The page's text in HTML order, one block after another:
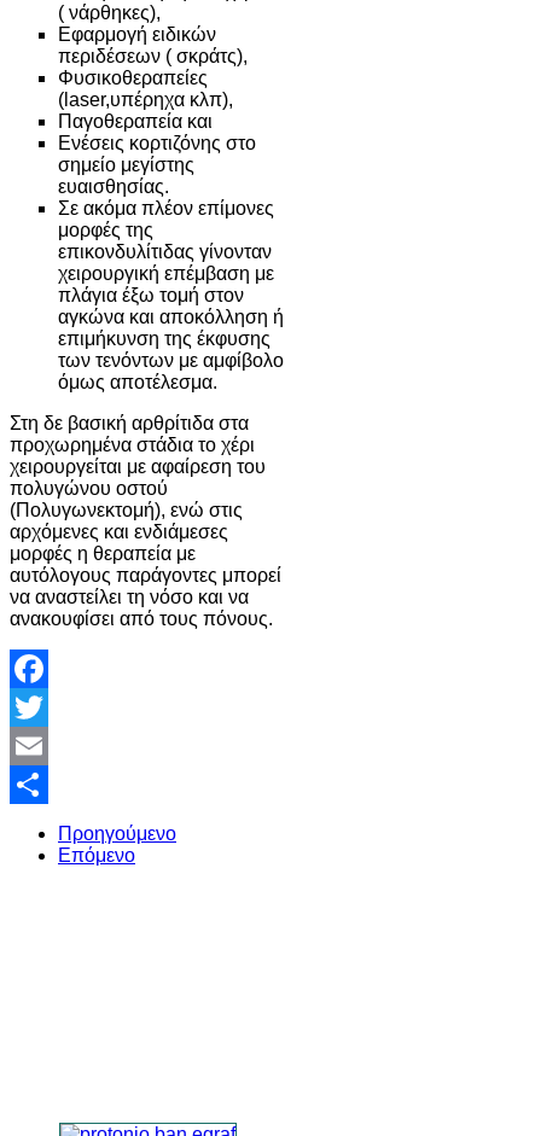
( νάρθηκες),
Εφαρμογή ειδικών
περιδέσεων ( σκράτς),
Φυσικοθεραπείες
(laser,υπέρηχα κλπ),
Παγοθεραπεία και
Ενέσεις κορτιζόνης στο
σημείο μεγίστης
ευαισθησίας.
Σε ακόμα πλέον επίμονες
μορφές της
επικονδυλίτιδας γίνονταν
χειρουργική επέμβαση με
πλάγια έξω τομή στον
αγκώνα και αποκόλληση ή
επιμήκυνση της έκφυσης
των τενόντων με αμφίβολο
όμως αποτέλεσμα.
Στη δε βασική αρθρίτιδα στα
προχωρημένα στάδια το χέρι
χειρουργείται με αφαίρεση του
πολυγώνου οστού
(Πολυγωνεκτομή), ενώ στις
αρχόμενες και ενδιάμεσες
μορφές η θεραπεία με
αυτόλογους παράγοντες μπορεί
να αναστείλει τη νόσο και να
ανακουφίσει από τους πόνους.
Facebook
Twitter
Email
Share
Προηγούμενο
Επόμενο